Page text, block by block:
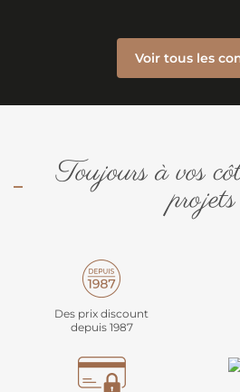
Voir tous les
Toujours à vos
projets
Des prix discount
depuis 1987